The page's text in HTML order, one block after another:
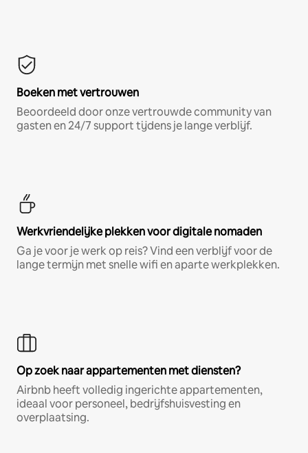
Boeken met vertrouwen
Beoordeeld door onze vertrouwde community van
gasten en 24/7 support tijdens je lange verblijf.
Werkvriendelijke plekken voor digitale nomaden
Ga je voor je werk op reis? Vind een verblijf voor de
lange termijn met snelle wifi en aparte werkplekken.
Op zoek naar appartementen met diensten?
Airbnb heeft volledig ingerichte appartementen,
ideaal voor personeel, bedrijfshuisvesting en
overplaatsing.